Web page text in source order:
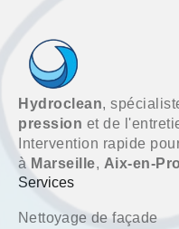
Hydroclean,
pression et de
Intervention rapide
à Marseille, Aix-en-
Services
Nettoyage de façade